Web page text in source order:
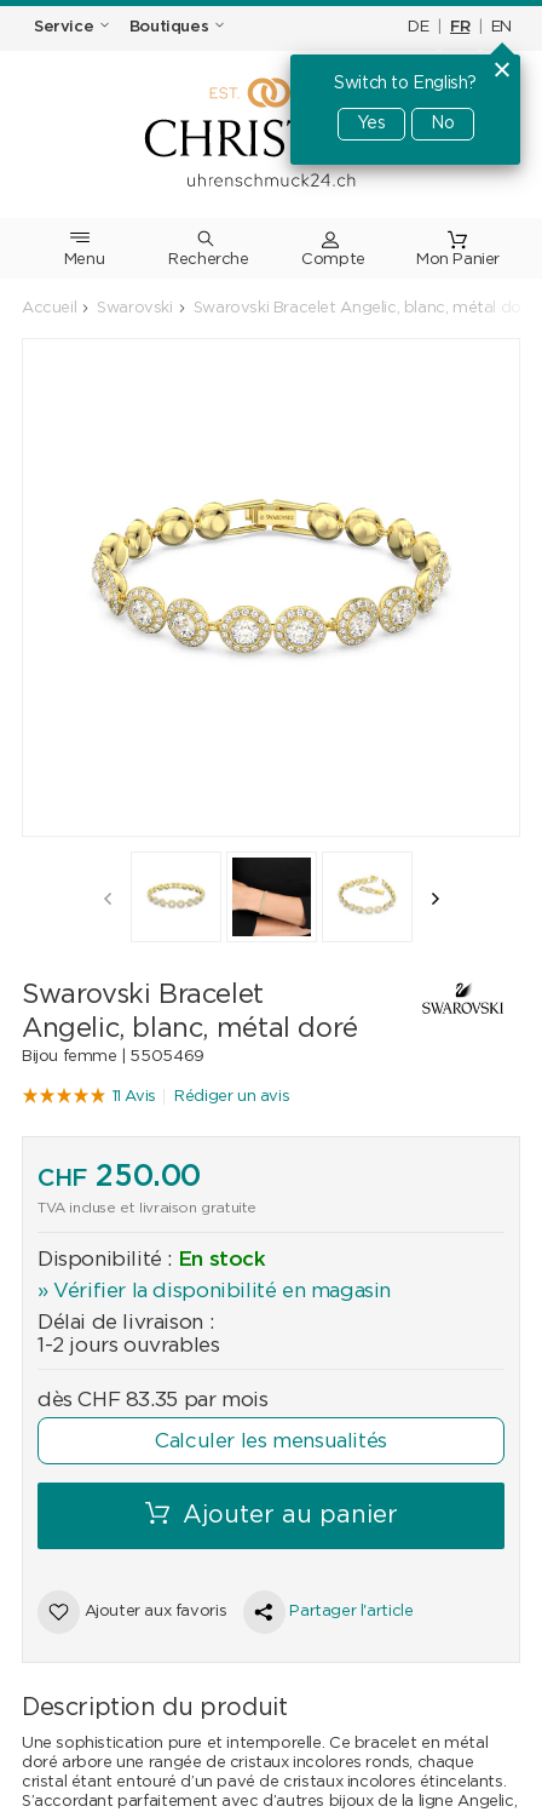
Service Boutiques DE FR EN
Switch to English?
Yes No
Menu Recherche
Accueil Swarovski Swarovski Bracelet Angelic, blanc, métal doré
Swarovski Bracelet
Angelic, blanc, métal doré
Bijou femme | 5505469
11 Avis Rédiger un avis
CHF250.00
TVA incluse et livraison gratuite
Disponibilité : En stock
» Vérifier la disponibilité en magasin
Délai de livraison :
1-2 jours ouvrables
dèsCHF 83.35 par mois
Calculer les mensualités
Ajouter au panier
Ajouter aux favoris Partager l'article
Description du produit
Une sophistication pure et intemporelle. Ce bracelet en métal
doré arbore une rangée de cristaux incolores ronds, chaque
cristal étant entouré d’un pavé de cristaux incolores étincelants.
S’accordant parfaitement avec d’autres bijoux de la ligne Angelic,